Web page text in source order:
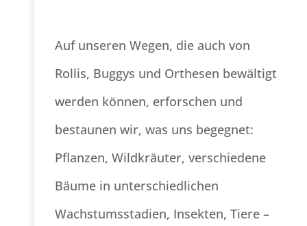
Auf unseren Wegen, die auch von
Rollis, Buggys und Orthesen bewältigt
werden können, erforschen und
bestaunen wir, was uns begegnet:
Pflanzen, Wildkräuter, verschiedene
Bäume in unterschiedlichen
Wachstumsstadien, Insekten, Tiere –